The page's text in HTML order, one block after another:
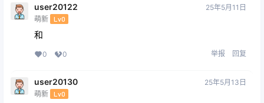
user20122
萌新 Lv0
25年5月11日
和
0 0 举报 回复
user20130
萌新 Lv0
25年5月13日